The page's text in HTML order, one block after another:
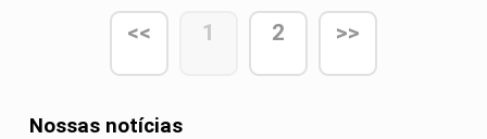
<< 1 2 >>
Nossas notícias